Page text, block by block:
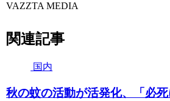
VAZZTA MEDIA
関連記事
国内
秋の蚊の活動が活発化、「必死